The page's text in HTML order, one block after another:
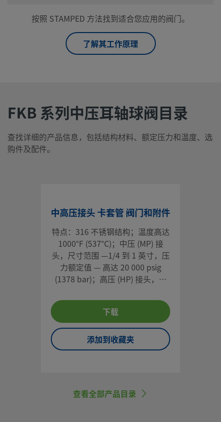
按照 STAMPED 方法找到适合您应用的阀门。
了解其工作原理
FKB 系列中压耳轴球阀目录
查找详细的产品信息，包括结构材料、额定压力和温度、选
购件及配件。
中高压接头 卡套管 阀门和附件
特点：316 不锈钢结构；温度高达
1000°F (537°C)；中压 (MP) 接
头，尺寸范围 —1/4 到 1 英寸，压
力额定值 — 高达 20 000 psig
(1378 bar)；高压 (HP) 接头，尺
额定值 — 高达 60 000 psig (4134
bar)；NACE® MR0175/ISO15156
合规性
下载
添加到收藏夹
查看全部产品目录